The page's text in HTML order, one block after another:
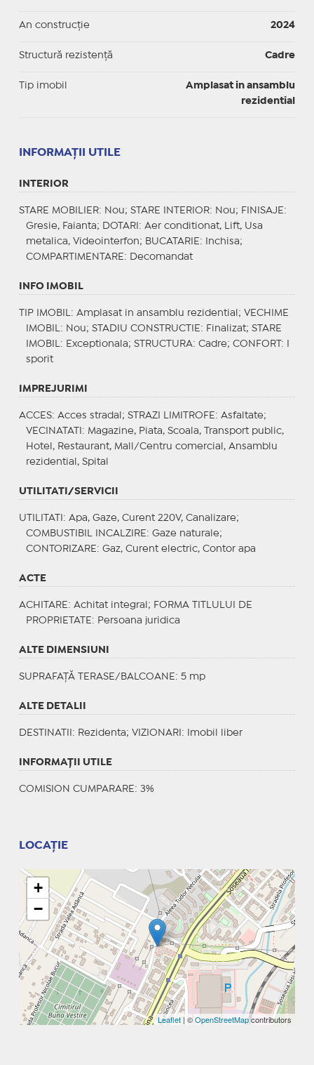
An construcție 2024
Structură rezistență Cadre
Tip imobil
Amplasat in ansamblu
rezidential
INFORMAŢII UTILE
INTERIOR
STARE MOBILIER: Nou; STARE INTERIOR: Nou; FINISAJE :
Gresie, Faianta;
DOTARI : Aer conditionat, Lift, Usa
metalica, Videointerfon; BUCATARIE : Inchisa;
COMPARTIMENTARE : Decomandat
INFO IMOBIL
TIP IMOBIL : Amplasat in ansamblu rezidential; VECHIME
IMOBIL : Nou; STADIU CONSTRUCTIE : Finalizat; STARE
IMOBIL : Exceptionala; STRUCTURA: Cadre; CONFORT : I
sporit
IMPREJURIMI
ACCES: Acces stradal; STRAZI LIMITROFE : Asfaltate;
VECINATATI : Magazine, Piata, Scoala, Transport public,
Hotel, Restaurant, Mall/Centru comercial, Ansamblu
rezidential, Spital
UTILITATI/SERVICII
UTILITATI : Apa, Gaze, Curent 220V, Canalizare;
COMBUSTIBIL INCALZIRE : Gaze naturale;
CONTORIZARE : Gaz, Curent electric, Contor apa
ACTE
ACHITARE : Achitat integral; FORMA TITLULUI DE
PROPRIETATE : Persoana juridica
ALTE DIMENSIUNI
SUPRAFAȚĂ TERASE/BALCOANE: 5 mp
ALTE DETALII
DESTINATII : Rezidenta; VIZIONARI : Imobil liber
INFORMAŢII UTILE
COMISION CUMPARARE: 3%
LOCAȚIE
+
−
Leaflet | ©OpenStreetMapcontributors